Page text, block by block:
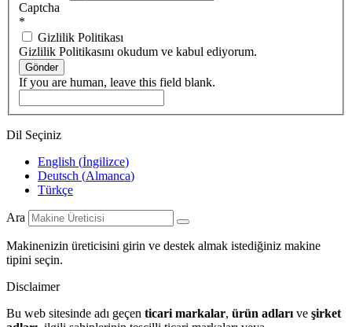
Captcha
*
Gizlilik Politikası
Gizlilik Politikasını okudum ve kabul ediyorum.
Gönder
If you are human, leave this field blank.
Dil Seçiniz
English (İngilizce)
Deutsch (Almanca)
Türkçe
Ara
Makinenizin üreticisini girin ve destek almak istediğiniz makine
tipini seçin.
Disclaimer
Bu web sitesinde adı geçen ticari markalar, ürün adları ve şirket